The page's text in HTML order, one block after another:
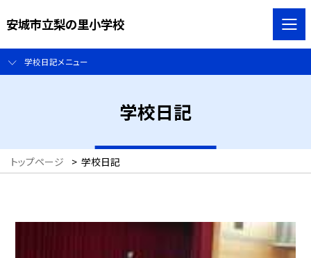
安城市立梨の里小学校
学校日記メニュー
学校日記
トップページ > 学校日記